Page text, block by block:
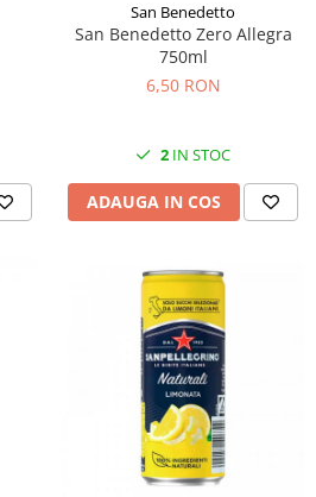
San Benedetto
San Benedetto Zero Allegra
750ml
6,50 RON
2 IN STOC
ADAUGA IN COS